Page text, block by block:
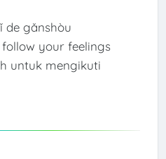
de gǎnshòu
your feelings
untuk mengikuti